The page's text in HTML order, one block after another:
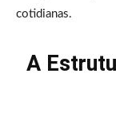
cotidianas.
A